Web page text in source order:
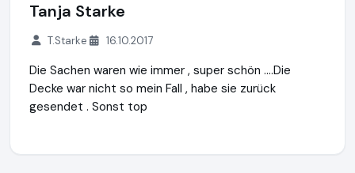
Tanja Starke
T.Starke 16.10.2017
Die Sachen waren wie immer , super schön ....Die
Decke war nicht so mein Fall , habe sie zurück
gesendet . Sonst top